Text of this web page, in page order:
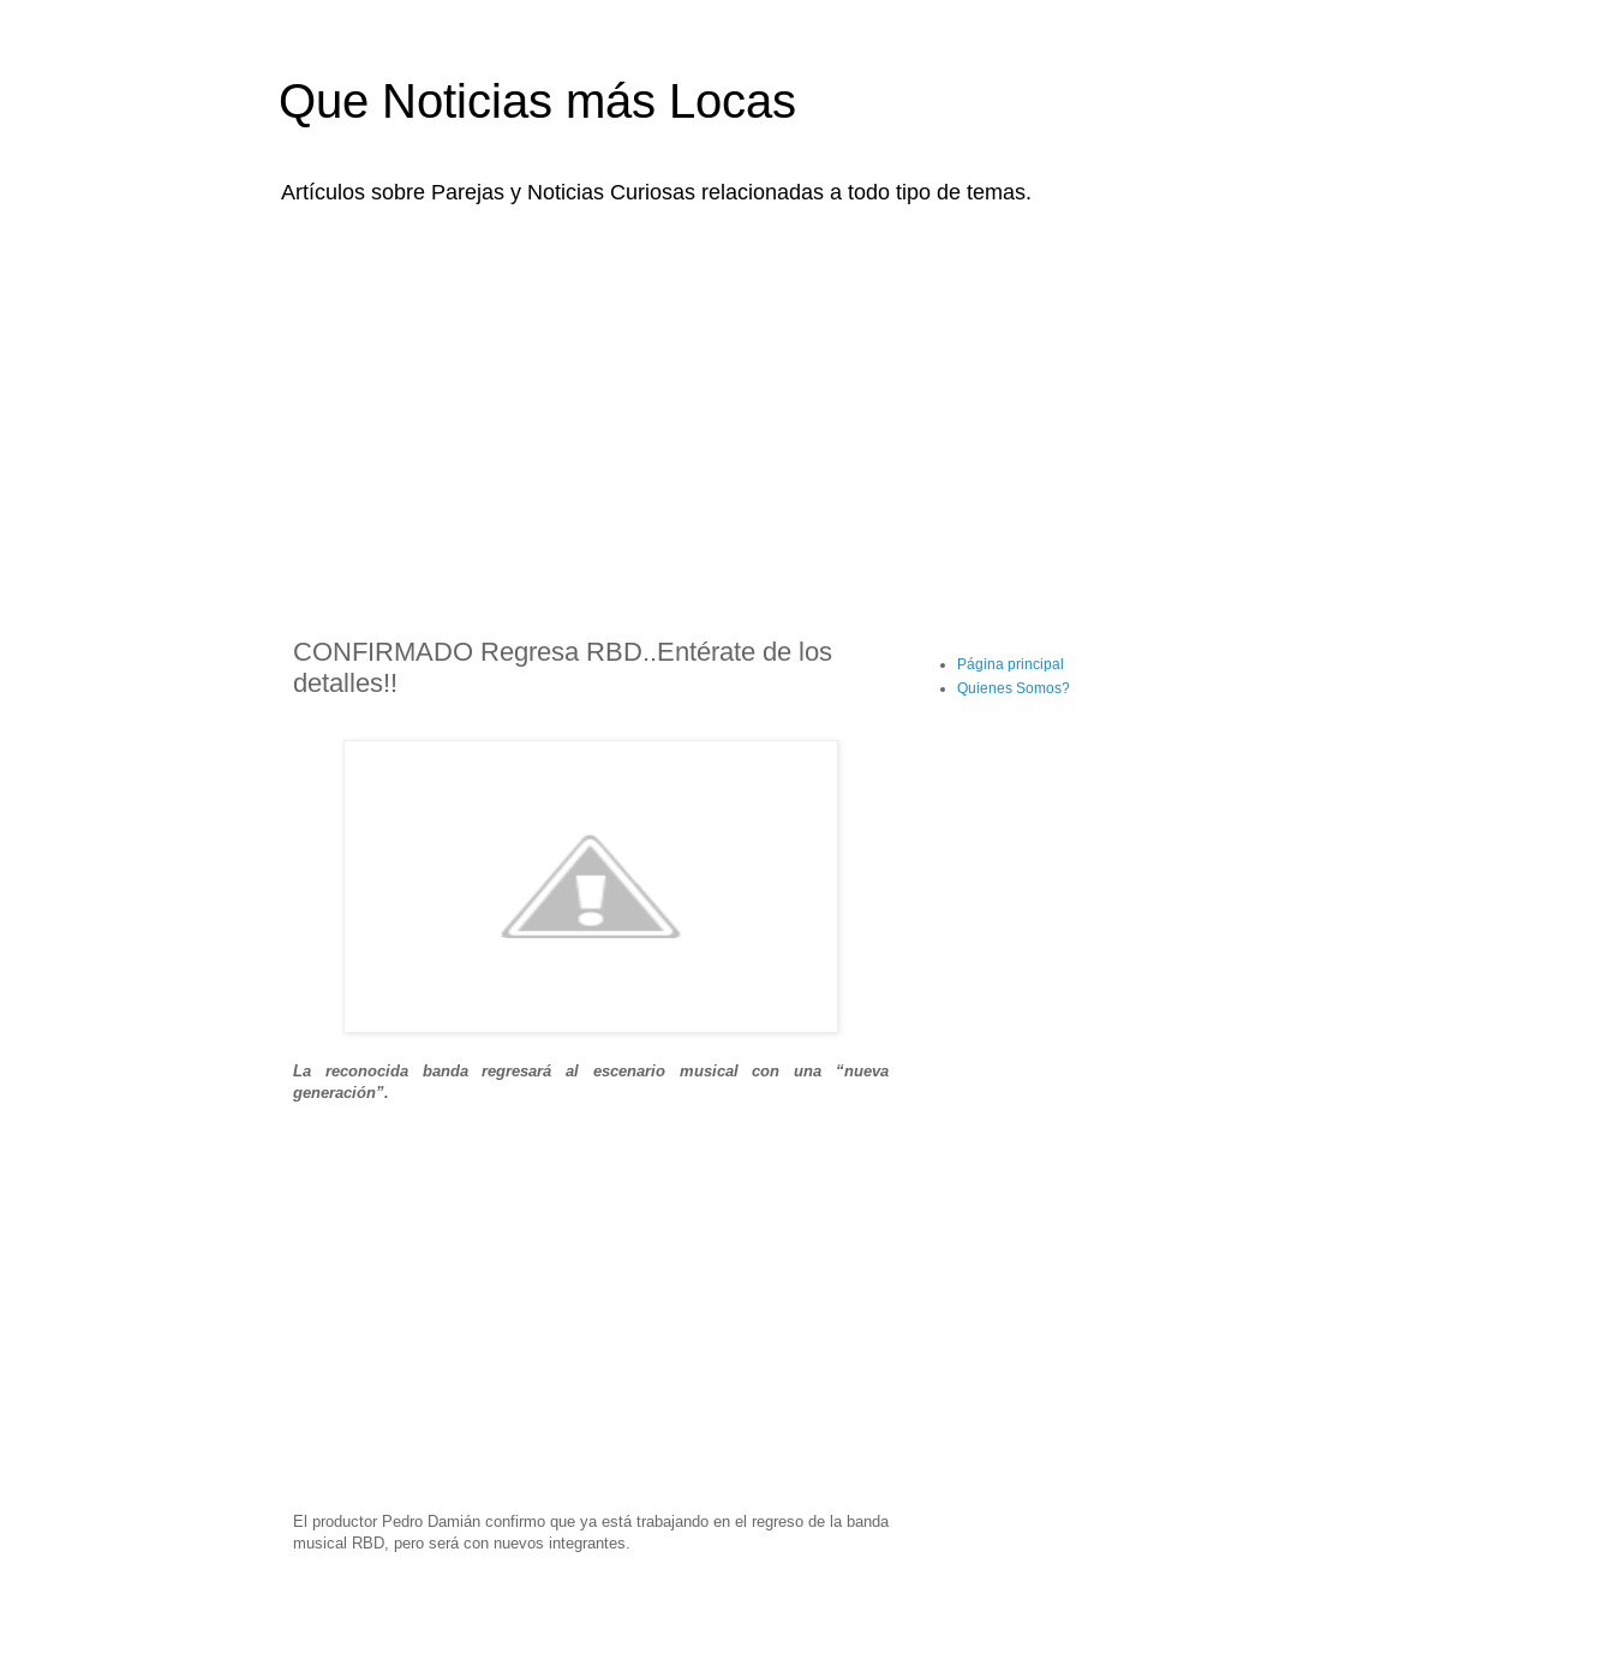
Que Noticias más Locas
Artículos sobre Parejas y Noticias Curiosas relacionadas a todo tipo de temas.
CONFIRMADO Regresa RBD..Entérate de los
detalles!!
La reconocida banda regresará al escenario musical con una “nueva
generación”.
El productor Pedro Damián confirmo que ya está trabajando en el regreso de la banda
musical RBD, pero será con nuevos integrantes.
Página principal
Quienes Somos?